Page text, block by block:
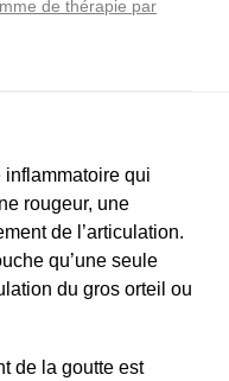
inflammatoire qui
rougeur, une
de l’articulation.
qu’une seule
du gros orteil ou
de la goutte est
de thérapie par